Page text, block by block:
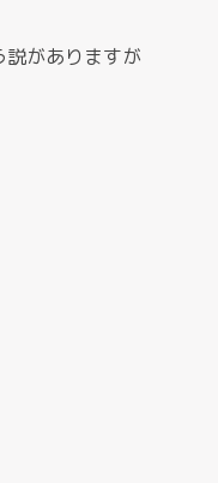
説がありますが